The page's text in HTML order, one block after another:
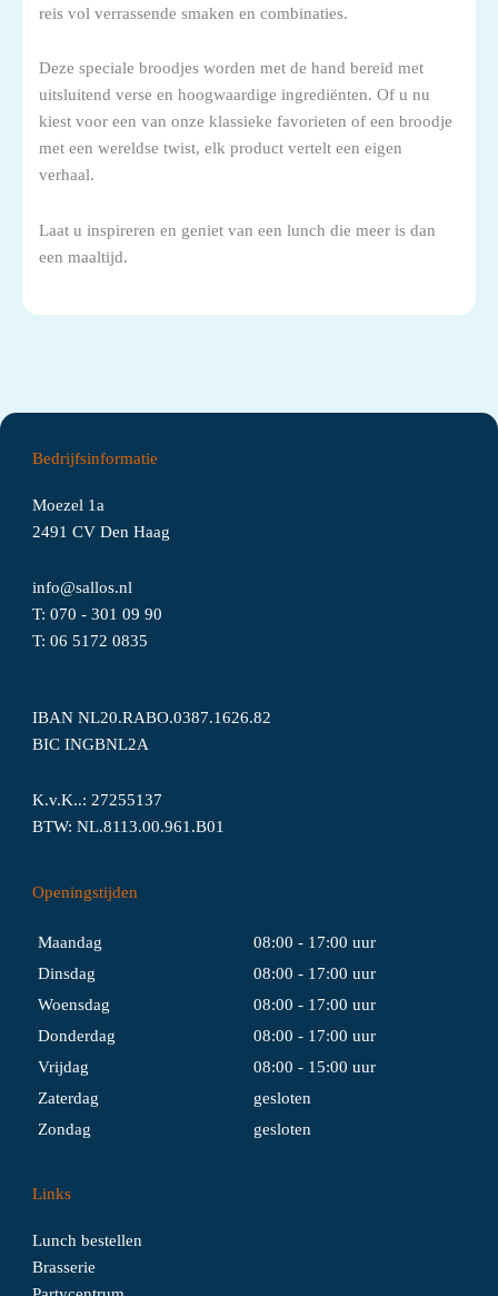
reis vol verrassende smaken en combinaties.
Deze speciale broodjes worden met de hand bereid met
uitsluitend verse en hoogwaardige ingrediënten. Of u nu
kiest voor een van onze klassieke favorieten of een broodje
met een wereldse twist, elk product vertelt een eigen
verhaal.
Laat u inspireren en geniet van een lunch die meer is dan
een maaltijd.
Bedrijfsinformatie
Moezel 1a
2491 CV Den Haag
info@sallos.nl
T:070 - 301 09 90
T:0651720835
IBAN NL20.RABO.0387.1626.82
BIC INGBNL2A
K.v.K..: 27255137
BTW: NL.8113.00.961.B01
Openingstijden
Maandag
08:00 - 17:00 uur
Dinsdag
08:00 - 17:00 uur
Woensdag
08:00 - 17:00 uur
Donderdag
08:00 - 17:00 uur
Vrijdag
08:00 - 15:00 uur
Zaterdag
gesloten
Zondag
gesloten
Links
Lunch bestellen
Brasserie